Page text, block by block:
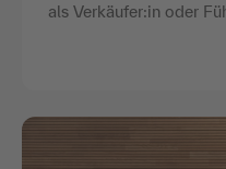
als Verkäufer:in oder